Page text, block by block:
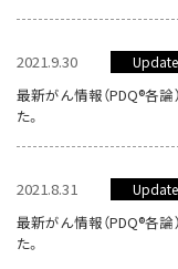
2021.9.30 Update
最新がん情報（PDQ®各
た。
2021.8.31 Update
最新がん情報（PDQ®各
た。